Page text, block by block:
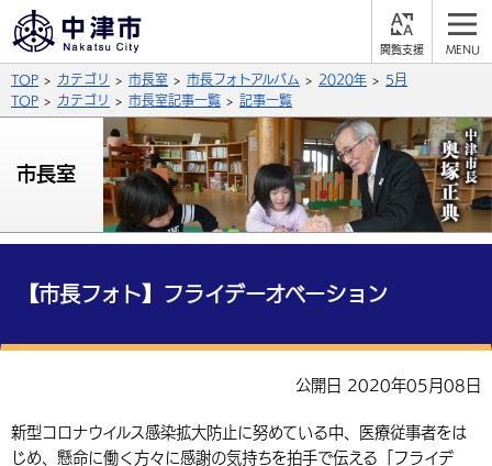
支
背景色
青 白
文字の大きさ
拡大 標準 縮小
言語を選択
公式SNS
X (Twitter) YouTube
サイト内検索
総合メニュー
保険・年金
福祉・介護 健康・予防
入札・契約 産業・雇用
子育て・教育
TOP カテゴリ 市長室 市長フォトアルバム 2020年
5月
TOP
カテゴリ 市長室記事一覧 記事一覧
市長室
【市長フォト】フライデーオベーション
公開日 2020年05月08日
新型コロナウイルス感染拡大防止に努めている中、医療従事者をは
じめ、懸命に働く方々に感謝の気持ちを拍手で伝える「フライデ